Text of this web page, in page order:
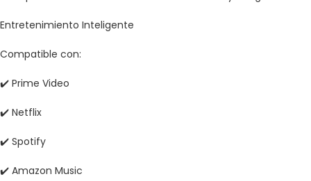
Entretenimiento Inteligente
Compatible con:
✔️ Prime Video
✔️ Netflix
✔️ Spotify
✔️ Amazon Music